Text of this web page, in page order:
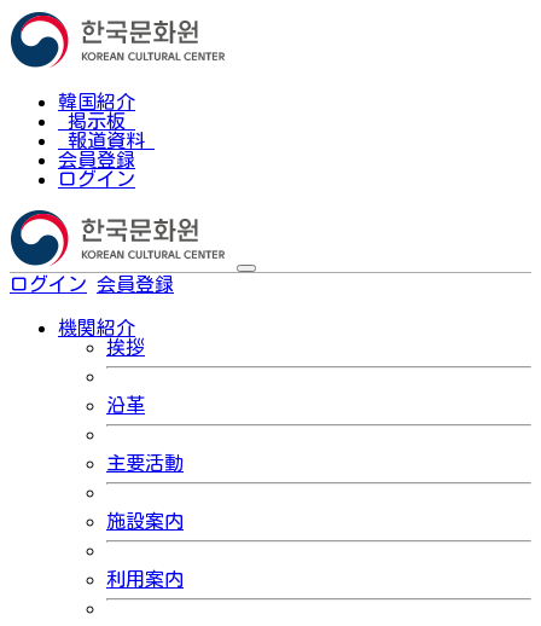
韓国紹介
掲示板
報道資料
会員登録
ログイン
ログイン 会員登録
機関紹介
挨拶
沿革
主要活動
施設案内
利用案内